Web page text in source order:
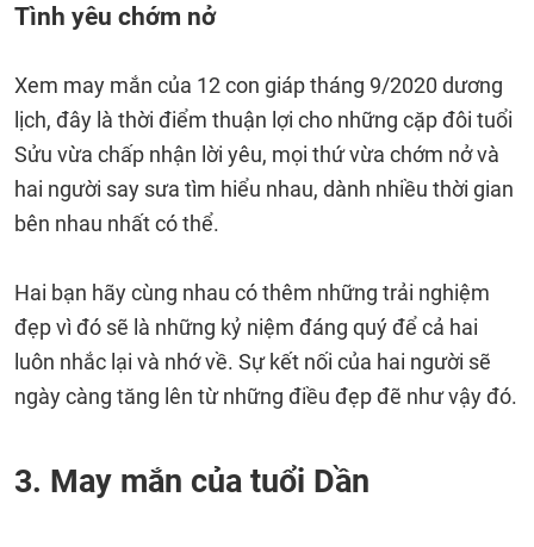
Tình yêu chớm nở
Xem may mắn của 12 con giáp tháng 9/2020 dương
lịch, đây là thời điểm thuận lợi cho những cặp đôi tuổi
Sửu vừa chấp nhận lời yêu, mọi thứ vừa chớm nở và
hai người say sưa tìm hiểu nhau, dành nhiều thời gian
bên nhau nhất có thể.
Hai bạn hãy cùng nhau có thêm những trải nghiệm
đẹp vì đó sẽ là những kỷ niệm đáng quý để cả hai
luôn nhắc lại và nhớ về. Sự kết nối của hai người sẽ
ngày càng tăng lên từ những điều đẹp đẽ như vậy đó.
3. May mắn của tuổi Dần